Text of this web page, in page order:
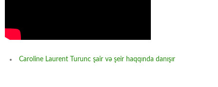
Caroline Laurent Turunc şair və şeir haqqında danışır